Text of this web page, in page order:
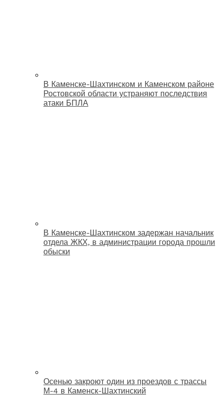
В Каменске-Шахтинском и Каменском районе
Ростовской области устраняют последствия
атаки БПЛА
В Каменске-Шахтинском задержан начальник
отдела ЖКХ, в администрации города прошли
обыски
Осенью закроют один из проездов с трассы
М-4 в Каменск-Шахтинский